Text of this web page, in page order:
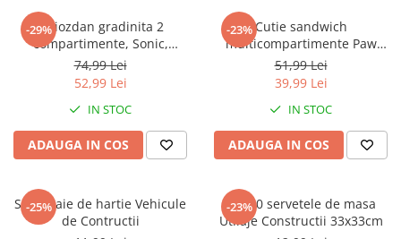
Tom & Jerry
Transformers
Top Wings
Incaltaminte baieti
Ghete si cizme baieti
Pantofi baieti
Papuci si slapi baieti
Sandale baieti
Rainbow High
Garfield
Nightmare before Christmas
EplusM
Perletti
Arditex
-29%Ghiozdan gradinita 2
compartimente, Sonic,
30x25x12 cm
74,99 Lei
52,99 Lei
IN STOC
ADAUGA IN COS
-23%Cutie sandwich
multicompartimente Paw
Patrol Superpowers
51,99 Lei
39,99 Lei
IN STOC
ADAUGA IN COS
-25%
Set 4 paie de hartie Vehicule
de Contructii
-23%
Set 20 servetele de masa
Utilaje Constructii 33x33cm